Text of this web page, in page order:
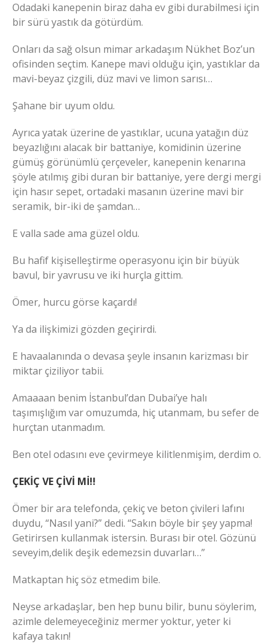
Odadaki kanepenin biraz daha ev gibi durabilmesi için
bir sürü yastık da götürdüm.
Onları da sağ olsun mimar arkadaşım Nükhet Boz’un
ofisinden seçtim. Kanepe mavi olduğu için, yastıklar da
mavi-beyaz çizgili, düz mavi ve limon sarısı…
Şahane bir uyum oldu.
Ayrıca yatak üzerine de yastıklar, ucuna yatağın düz
beyazlığını alacak bir battaniye, komidinin üzerine
gümüş görünümlü çerçeveler, kanepenin kenarına
şöyle atılmış gibi duran bir battaniye, yere dergi mergi
için hasır sepet, ortadaki masanın üzerine mavi bir
seramik, bir-iki de şamdan…
E valla sade ama güzel oldu.
Bu hafif kişiselleştirme operasyonu için bir büyük
bavul, bir yavrusu ve iki hurçla gittim.
Ömer, hurcu görse kaçardı!
Ya da ilişkimizi gözden geçirirdi.
E havaalanında o devasa şeyle insanın karizması bir
miktar çiziliyor tabii.
Amaaaan benim İstanbul’dan Dubai’ye halı
taşımışlığım var omuzumda, hiç utanmam, bu sefer de
hurçtan utanmadım.
Ben otel odasını eve çevirmeye kilitlenmişim, derdim o.
ÇEKİÇ VE ÇİVİ Mİ!!
Ömer bir ara telefonda, çekiç ve beton çivileri lafını
duydu, “Nasıl yani?” dedi. “Sakın böyle bir şey yapma!
Getirirsen kullanmak istersin. Burası bir otel. Gözünü
seveyim,delik deşik edemezsin duvarları…”
Matkaptan hiç söz etmedim bile.
Neyse arkadaşlar, ben hep bunu bilir, bunu söylerim,
azimle delemeyeceğiniz mermer yoktur, yeter ki
kafaya takın!